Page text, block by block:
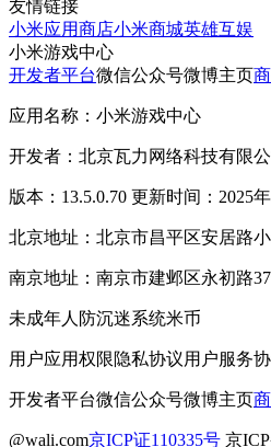
友情链接
小米应用商店小米商城英雄互娱
小米游戏中心
开发者平台微信公众号微博主页
应用名称：小米游戏中心
开发者：北京瓦力网络科技有限
版本：13.5.0.70 更新时间：2025
北京地址：北京市昌平区安居路
南京地址：南京市建邺区永初路
未成年人防沉迷系统米币
用户应用权限隐私协议用户服务
开发者平台微信公众号微博主页
@wali.com京ICP证110335号 京